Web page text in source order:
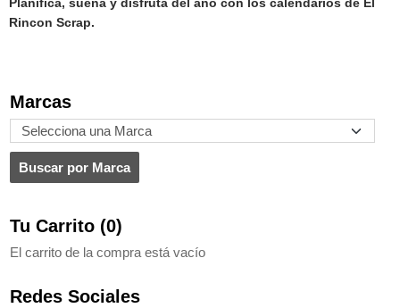
Marcas
Tu Carrito (0)
El carrito de la compra está vacío
Redes Sociales
Planifica, sueña y disfruta del año con los calendarios de El
Rincon Scrap.